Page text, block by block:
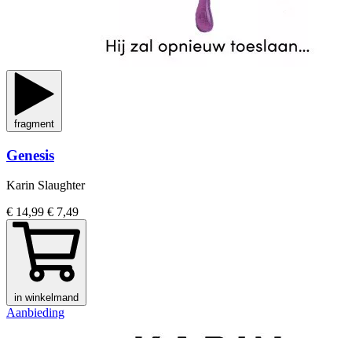
fragment
Genesis
Karin Slaughter
€ 14,99 € 7,49
in winkelmand
Aanbieding